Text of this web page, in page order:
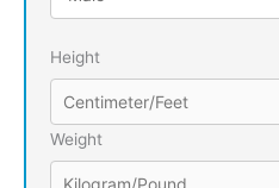
Height
Weight